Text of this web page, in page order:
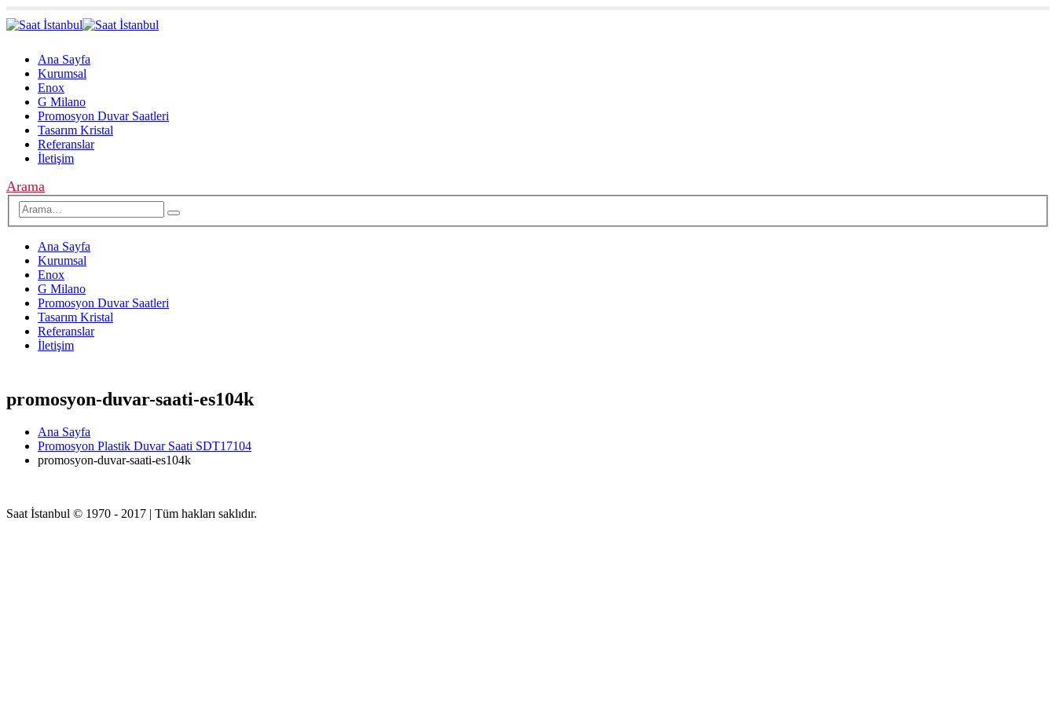
Ana Sayfa
Kurumsal
Enox
G Milano
Promosyon Duvar Saatleri
Tasarım Kristal
Referanslar
İletişim
Arama
Ana Sayfa
Kurumsal
Enox
G Milano
Promosyon Duvar Saatleri
Tasarım Kristal
Referanslar
İletişim
promosyon-duvar-saati-es104k
Ana Sayfa
Promosyon Plastik Duvar Saati SDT17104
promosyon-duvar-saati-es104k
Saat İstanbul © 1970 - 2017 | Tüm hakları saklıdır.